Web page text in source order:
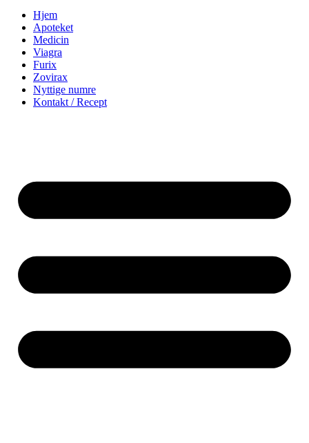
Hjem
Apoteket
Medicin
Viagra
Furix
Zovirax
Nyttige numre
Kontakt / Recept